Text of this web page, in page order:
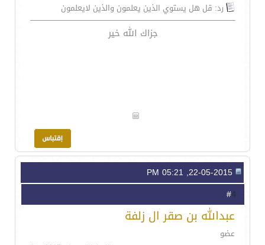
رد: قل هل يستوي الذين يعلمون والذين لايعلمون
جزاك الله خير
4
عبدالله بن صقر ال زلفة
عضو